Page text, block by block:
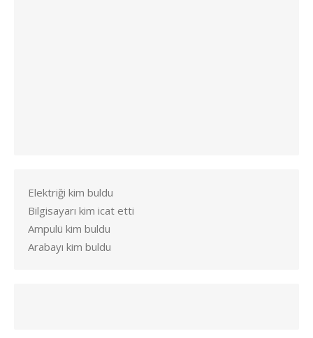
Elektriği kim buldu
Bilgisayarı kim icat etti
Ampulü kim buldu
Arabayı kim buldu